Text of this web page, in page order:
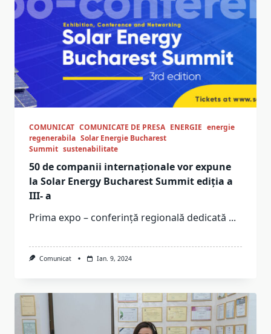
COMUNICAT COMUNICATE DE PRESA ENERGIE energie
regenerabila Solar Energie Bucharest
Summit sustenabilitate
50 de companii internaționale vor expune
la Solar Energy Bucharest Summit ediția a
III- a
Prima expo – conferință regională dedicată ...
Comunicat Ian. 9, 2024